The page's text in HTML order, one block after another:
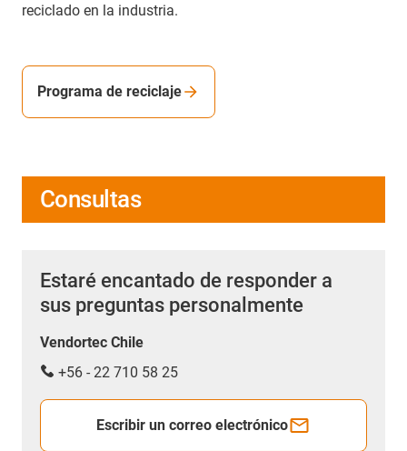
reciclado en la industria.
Programa de reciclaje
Consultas
Estaré encantado de responder a
sus preguntas personalmente
Vendortec Chile
+56 - 22 710 58 25
Escribir un correo electrónico